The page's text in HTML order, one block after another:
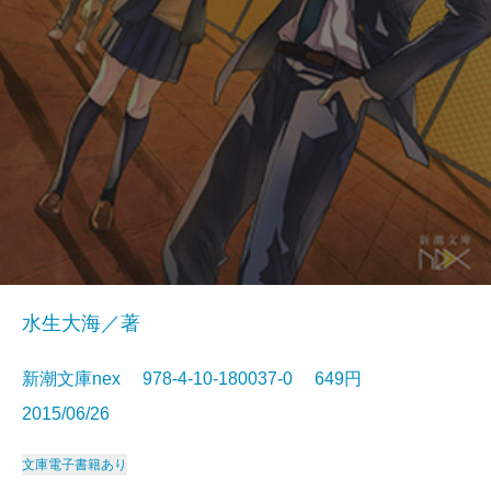
水生大海／著
新潮文庫nex 978-4-10-180037-0 649円
2015/06/26
文庫電子書籍あり